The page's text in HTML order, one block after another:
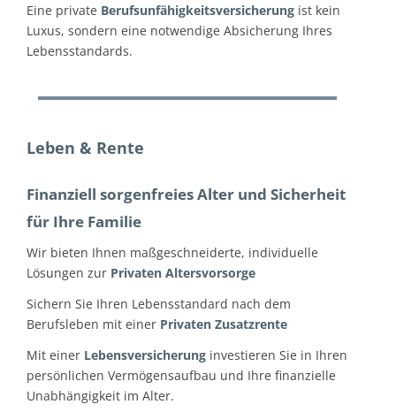
Eine private Berufsunfähigkeitsversicherung ist kein
Luxus, sondern eine notwendige Absicherung Ihres
Lebensstandards.
Leben & Rente
Finanziell sorgenfreies Alter und Sicherheit
für Ihre Familie
Wir bieten Ihnen maßgeschneiderte, individuelle
Lösungen zur Privaten Altersvorsorge
Sichern Sie Ihren Lebensstandard nach dem
Berufsleben mit einer Privaten Zusatzrente
Mit einer Lebensversicherung investieren Sie in Ihren
persönlichen Vermögensaufbau und Ihre finanzielle
Unabhängigkeit im Alter.